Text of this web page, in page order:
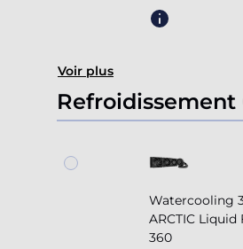
Voir plus
Refroidissement
Watercooling
ARCTIC Liquid
360